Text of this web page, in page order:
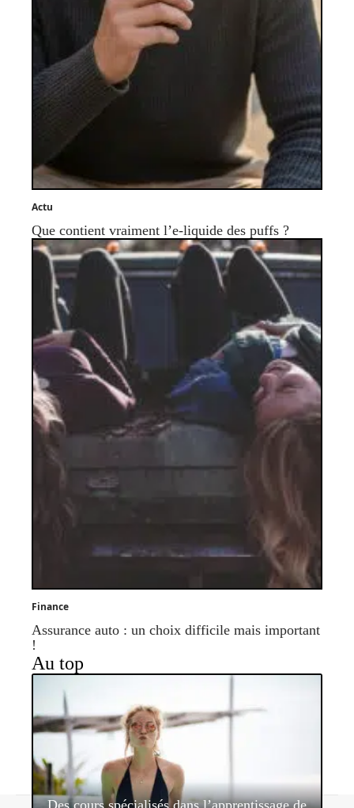
Actu
Que contient vraiment l’e-liquide des puffs ?
Finance
Assurance auto : un choix difficile mais important
!
Au top
Des cours spécialisés dans l’apprentissage de